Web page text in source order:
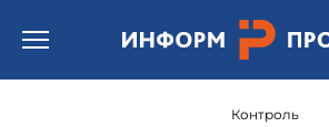
Открыть бургер меню.
Контроль